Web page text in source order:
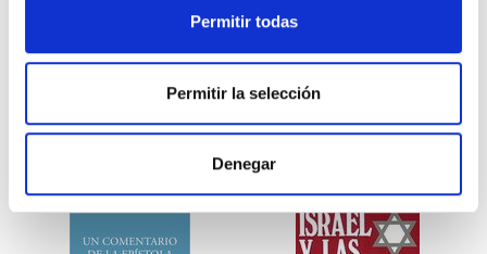
Permitir todas
Permitir la selección
Denegar
Otros títulos del autor